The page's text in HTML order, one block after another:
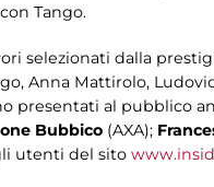
con Tango.
selezionati dalla
Anna Mattirolo,
presentati al pubblico
Bubbico (AXA);
utenti del sito